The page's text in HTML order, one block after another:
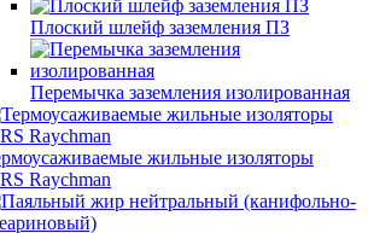
Плоский шлейф заземления ПЗ
Перемычка заземления изолированная
жильные изоляторы
Raychman